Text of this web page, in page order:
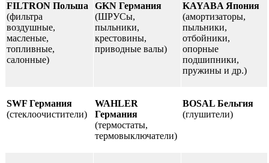
FILTRON Польша
(фильтра
воздушные,
масленые,
топливные,
салонные)
GKN Германия
(ШРУСы,
пыльники,
крестовины,
приводные валы)
KAYABA Япония
(амортизаторы,
пыльники,
отбойники,
опорные
подшипники,
пружины и др.)
SWF Германия
(стеклоочистители)
WAHLER
Германия
(термостаты,
термовыключатели)
BOSAL Бельгия
(глушители)